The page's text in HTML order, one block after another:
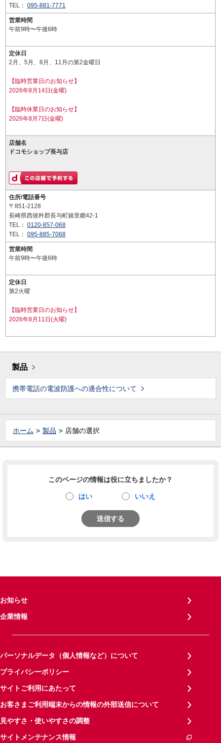
TEL： 095-881-7771
営業時間
午前9時〜午後6時
定休日
2月、5月、8月、11月の第2金曜日
【臨時営業日のお知らせ】
2026年8月14日(金曜)
【臨時休業日のお知らせ】
2026年8月7日(金曜)
店舗名
ドコモショップ長与店
住所/電話番号
〒851-2128
長崎県西彼杵郡長与町嬉里郷42-1
TEL： 0120-857-068
TEL： 095-885-7068
営業時間
午前9時〜午後6時
定休日
第2火曜
【臨時営業日のお知らせ】
2026年8月11日(火曜)
製品
携帯電話の電波防護への適合性について
ホーム 製品 店舗の選択
このページの情報は役に立ちましたか？
はい いいえ
送信する
お知らせ
企業情報
パーソナルデータ（個人情報など）について
プライバシーポリシー
サイトご利用にあたって
お客さまご利用端末からの情報の外部送信について
見やすさ・使いやすさの調整
サイトメンテナンス情報